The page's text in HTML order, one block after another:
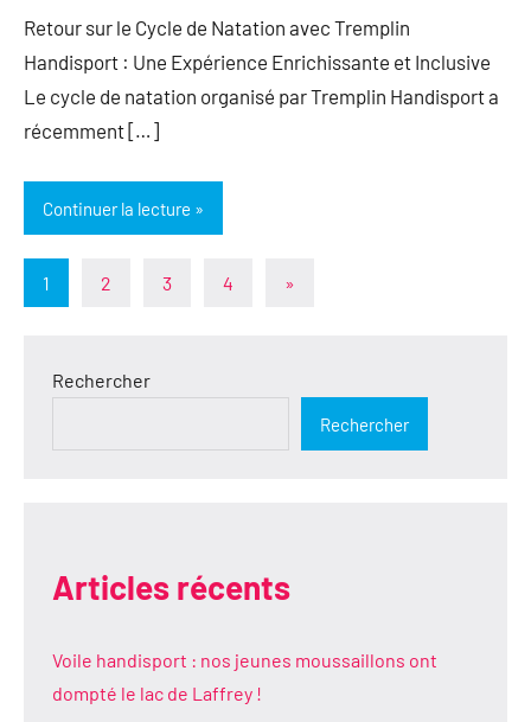
Retour sur le Cycle de Natation avec Tremplin
Handisport : Une Expérience Enrichissante et Inclusive
Le cycle de natation organisé par Tremplin Handisport a
récemment […]
Continuer la lecture
Pagination
publications
1 2 3 4
Articles
»
Rechercher
Rechercher
Articles récents
Voile handisport : nos jeunes moussaillons ont
dompté le lac de Laffrey !